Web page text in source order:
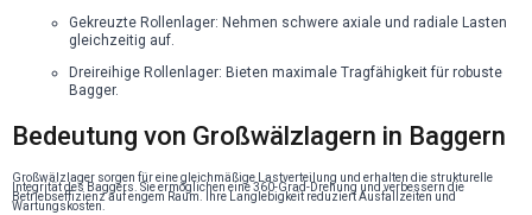
Gekreuzte Rollenlager: Nehmen schwere axiale und radiale Lasten
gleichzeitig auf.
Dreireihige Rollenlager: Bieten maximale Tragfähigkeit für robuste
Bagger.
Bedeutung von Großwälzlagern in Baggern
Großwälzlager sorgen für eine gleichmäßige Lastverteilung und erhalten die strukturelle
Integrität des Baggers. Sie ermöglichen eine 360-Grad-Drehung und verbessern die
Betriebseffizienz auf engem Raum. Ihre Langlebigkeit reduziert Ausfallzeiten und
Wartungskosten.